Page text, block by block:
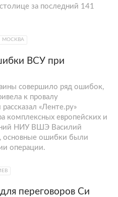
за последний 141
МОСКВА
ВСУ при
совершило ряд ошибок,
к провалу
«Ленте.ру»
комплексных европейских и
НИУ ВШЭ Василий
основные ошибки были
операции.
переговоров Си